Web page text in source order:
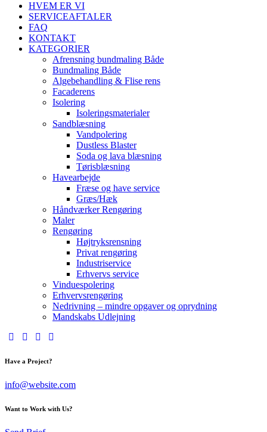
HVEM ER VI
SERVICEAFTALER
FAQ
KONTAKT
KATEGORIER
Afrensning bundmaling Både
Bundmaling Både
Algebehandling & Flise rens
Facaderens
Isolering
Isoleringsmaterialer
Sandblæsning
Vandpolering
Dustless Blaster
Soda og lava blæsning
Tørisblæsning
Havearbejde
Fræse og have service
Græs/Hæk
Håndværker Rengøring
Maler
Rengøring
Højtryksrensning
Privat rengøring
Industriservice
Erhvervs service
Vinduespolering
Erhvervsrengøring
Nedrivning – mindre opgaver og oprydning
Mandskabs Udlejning
Have a Project?
info@website.com
Want to Work with Us?